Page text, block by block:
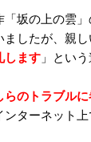
「坂の上の雲
したが、親
します 」とい
らのトラブル
ンターネット